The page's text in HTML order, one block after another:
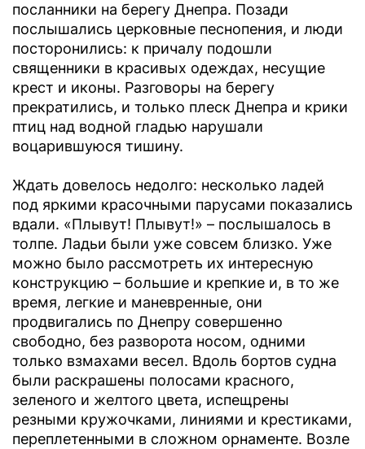
посланники на берегу Днепра. Позади
послышались церковные песнопения, и люди
посторонились: к причалу подошли
священники в красивых одеждах, несущие
крест и иконы. Разговоры на берегу
прекратились, и только плеск Днепра и крики
птиц над водной гладью нарушали
воцарившуюся тишину.
Ждать довелось недолго: несколько ладей
под яркими красочными парусами показались
вдали. «Плывут! Плывут!» – послышалось в
толпе. Ладьи были уже совсем близко. Уже
можно было рассмотреть их интересную
конструкцию – большие и крепкие и, в то же
время, легкие и маневренные, они
продвигались по Днепру совершенно
свободно, без разворота носом, одними
только взмахами весел. Вдоль бортов судна
были раскрашены полосами красного,
зеленого и желтого цвета, испещрены
резными кружочками, линиями и крестиками,
переплетенными в сложном орнаменте. Возле